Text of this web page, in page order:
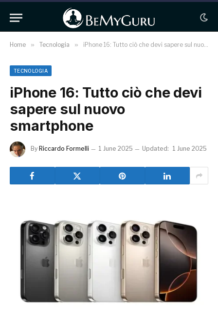
Home » Tecnologia » iPhone 16: Tutto ciò che devi sapere sul nuovo smartphone
TECNOLOGIA
iPhone 16: Tutto ciò che devi
sapere sul nuovo
smartphone
By Riccardo Formelli 1 June 2025 Updated: 1 June 2025